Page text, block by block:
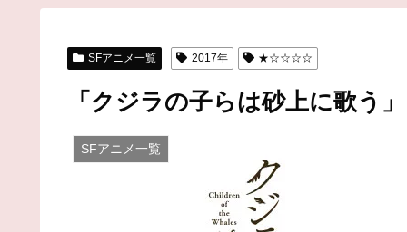
SFアニメ一覧 2017年 ★☆☆☆☆
「クジラの子らは砂上に歌う
SFアニメ一覧